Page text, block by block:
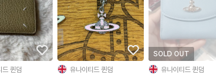
드 퀸덤
유나이티드 퀸덤
SOLD OUT
유나이티드 퀸덤